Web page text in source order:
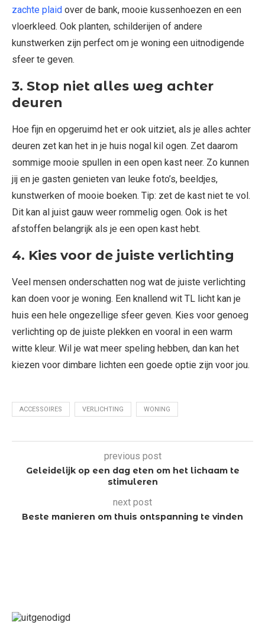
zachte plaid over de bank, mooie kussenhoezen en een
vloerkleed. Ook planten, schilderijen of andere
kunstwerken zijn perfect om je woning een uitnodigende
sfeer te geven.
3. Stop niet alles weg achter
deuren
Hoe fijn en opgeruimd het er ook uitziet, als je alles achter
deuren zet kan het in je huis nogal kil ogen. Zet daarom
sommige mooie spullen in een open kast neer. Zo kunnen
jij en je gasten genieten van leuke foto’s, beeldjes,
kunstwerken of mooie boeken. Tip: zet de kast niet te vol.
Dit kan al juist gauw weer rommelig ogen. Ook is het
afstoffen belangrijk als je een open kast hebt.
4. Kies voor de juiste verlichting
Veel mensen onderschatten nog wat de juiste verlichting
kan doen voor je woning. Een knallend wit TL licht kan je
huis een hele ongezellige sfeer geven. Kies voor genoeg
verlichting op de juiste plekken en vooral in een warm
witte kleur. Wil je wat meer speling hebben, dan kan het
kiezen voor dimbare lichten een goede optie zijn voor jou.
ACCESSOIRES VERLICHTING WONING
previous post
Geleidelijk op een dag eten om het lichaam te
stimuleren
next post
Beste manieren om thuis ontspanning te vinden